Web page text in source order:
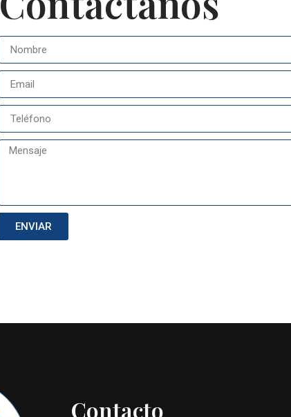
ENVIAR
Contacto